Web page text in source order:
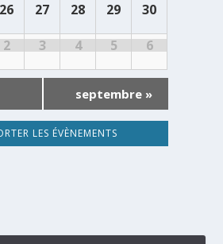
26 27 28 29 30
2 3 4 5 6
septembre »
LES ÉVÈNEMENTS